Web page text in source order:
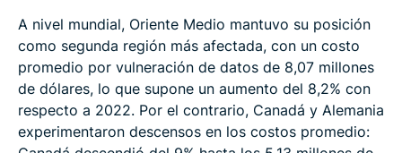
A nivel mundial, Oriente Medio mantuvo su posición
como segunda región más afectada, con un costo
promedio por vulneración de datos de 8,07 millones
de dólares, lo que supone un aumento del 8,2% con
respecto a 2022. Por el contrario, Canadá y Alemania
experimentaron descensos en los costos promedio: